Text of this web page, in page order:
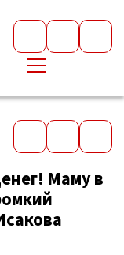
Маму в